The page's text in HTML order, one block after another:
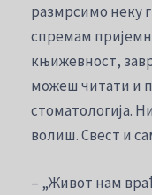
размрсимо неку
спремам
књижевност,
можеш читати и
стоматологија.
волиш. Свест и
– „Живот нам